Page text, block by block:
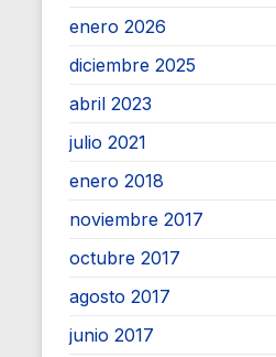
enero 2026
diciembre 2025
abril 2023
julio 2021
enero 2018
noviembre 2017
octubre 2017
agosto 2017
junio 2017